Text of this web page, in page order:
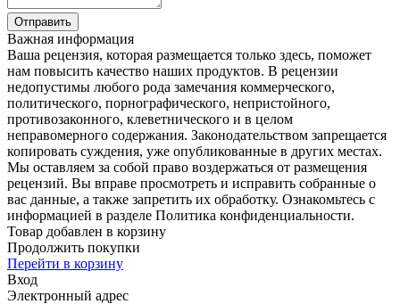
Отправить
Важная информация
Ваша рецензия, которая размещается только здесь, поможет
нам повысить качество наших продуктов. В рецензии
недопустимы любого рода замечания коммерческого,
политического, порнографического, непристойного,
противозаконного, клеветнического и в целом
неправомерного содержания. Законодательством запрещается
копировать суждения, уже опубликованные в других местах.
Мы оставляем за собой право воздержаться от размещения
рецензий. Вы вправе просмотреть и исправить собранные о
вас данные, а также запретить их обработку. Ознакомьтесь с
информацией в разделе Политика конфиденциальности.
Товар добавлен в корзину
Продолжить покупки
Перейти в корзину
Вход
Электронный адрес